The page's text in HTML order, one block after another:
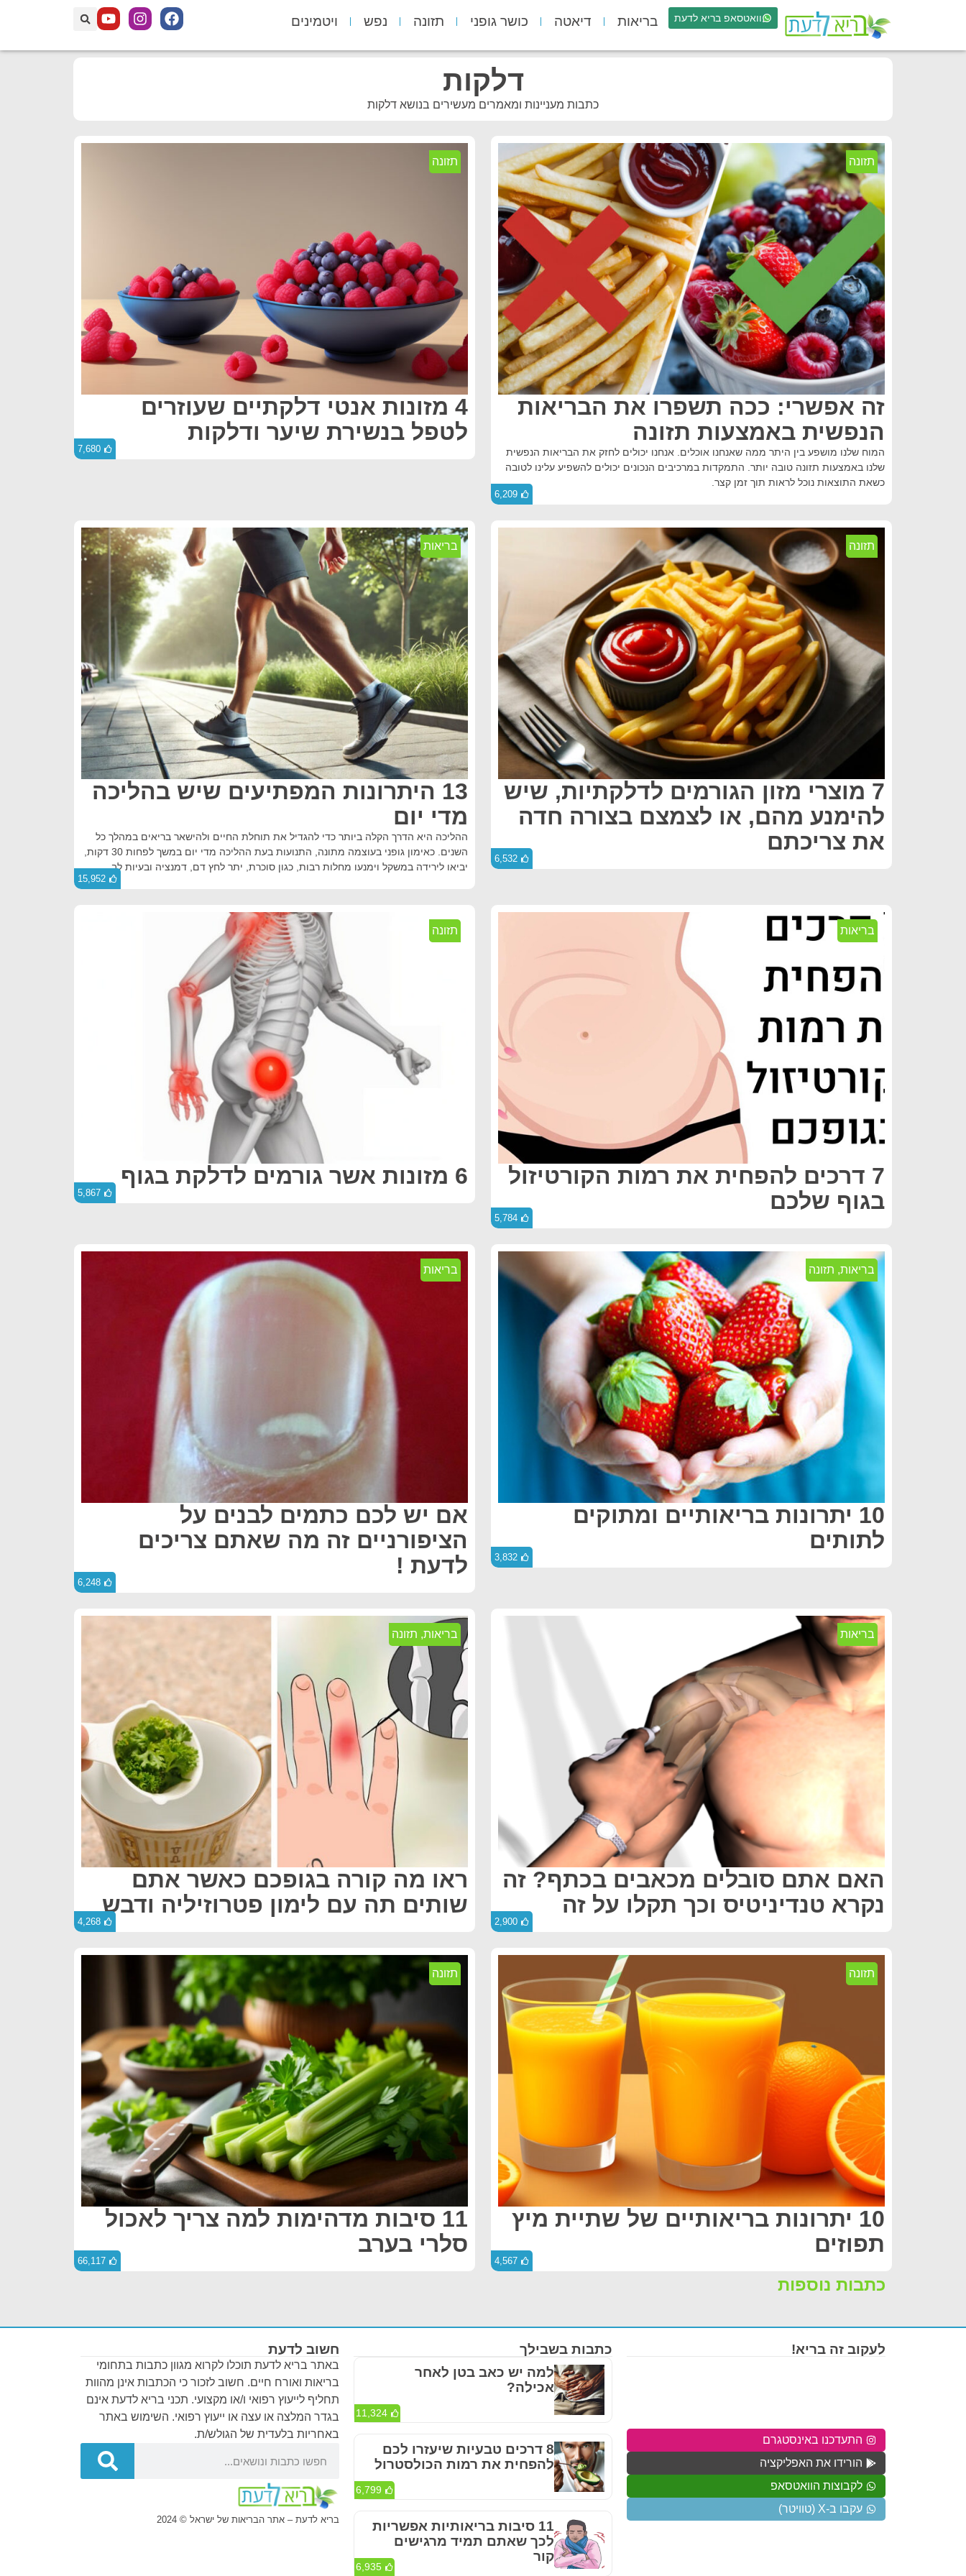
וואטסאפ בריא לדעת בריאות דיאטה כושר גופני תזונה נפש ויטמינים
דלקות
כתבות מעניינות ומאמרים מעשירים בנושא דלקות
תזונה
זה אפשרי: ככה תשפרו את הבריאות
הנפשית באמצעות תזונה
המוח שלנו מושפע בין היתר ממה שאנחנו אוכלים. אנחנו יכולים לחזק את הבריאות הנפשית
שלנו באמצעות תזונה טובה יותר. התמקדות במרכיבים הנכונים יכולים להשפיע עלינו לטובה
כשאת התוצאות נוכל לראות תוך זמן קצר.
6,209
תזונה
4 מזונות אנטי דלקתיים שעוזרים
לטפל בנשירת שיער ודלקות
7,680
תזונה
7 מוצרי מזון הגורמים לדלקתיות, שיש
להימנע מהם, או לצמצם בצורה חדה
את צריכתם
6,532
בריאות
13 היתרונות המפתיעים שיש בהליכה
מדי יום
ההליכה היא הדרך הקלה ביותר כדי להגדיל את תוחלת החיים ולהישאר בריאים במהלך כל
השנים. כאימון גופני בעוצמה מתונה, התנועות בעת ההליכה מדי יום במשך לפחות 30 דקות,
יביאו לירידה במשקל וימנעו מחלות רבות, כגון סוכרת, יתר לחץ דם, דמנציה ובעיות לב.
15,952
בריאות
7 דרכים להפחית את רמות הקורטיזול
בגוף שלכם
5,784
תזונה
6 מזונות אשר גורמים לדלקת בגוף
5,867
בריאות, תזונה
10 יתרונות בריאותיים ומתוקים
לתותים
3,832
בריאות
אם יש לכם כתמים לבנים על
הציפורניים זה מה שאתם צריכים
לדעת !
6,248
בריאות
האם אתם סובלים מכאבים בכתף? זה
נקרא טנדיניטיס וכך תקלו על זה
2,900
בריאות, תזונה
ראו מה קורה בגופכם כאשר אתם
שותים תה עם לימון פטרוזיליה ודבש
4,268
תזונה
10 יתרונות בריאותיים של שתיית מיץ
תפוזים
4,567
תזונה
11 סיבות מדהימות למה צריך לאכול
סלרי בערב
66,117
כתבות נוספות
חשוב לדעת
באתר בריא לדעת תוכלו לקרוא מגוון כתבות בתחומי
בריאות ואורח חיים. חשוב לזכור כי הכתבות אינן מהוות
תחליף לייעוץ רפואי ו/או מקצועי. תכני בריא לדעת אינם
בגדר המלצה או עצה או ייעוץ רפואי. השימוש באתר
באחריות בלעדית של הגולש/ת.
בריא לדעת – אתר הבריאות של ישראל © 2024
כתבות בשבילך
למה יש כאב בטן לאחר
אכילה?
11,324
8 דרכים טבעיות שיעזרו לכם
להפחית את רמות הכולסטרול
6,799
11 סיבות בריאותיות אפשריות
לכך שאתם תמיד מרגישים
קור
6,935
לעקוב זה בריא!
התעדכנו באינסטגרם
הורידו את האפליקציה
לקבוצות הוואטסאפ
עקבו ב-X (טוויטר)